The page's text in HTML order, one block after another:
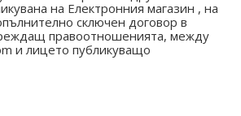
на Електронния магазин , на
сключен договор в
правоотношенията, между
и лицето публикуващо